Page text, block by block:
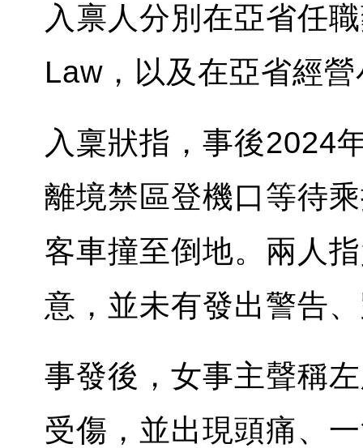
入禀人分別在亞省任
Law，以及在亞省經
入稟狀指，事後2024
離境禁區登機口等待
客車撞至倒地。兩人
意，並未有發出警告
事發後，女事主聲稱
受傷，並出現頭痛、